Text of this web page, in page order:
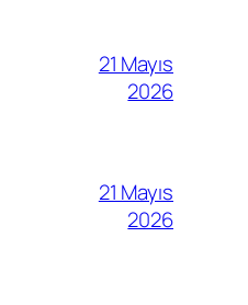
21 Mayıs
2026
21 Mayıs
2026